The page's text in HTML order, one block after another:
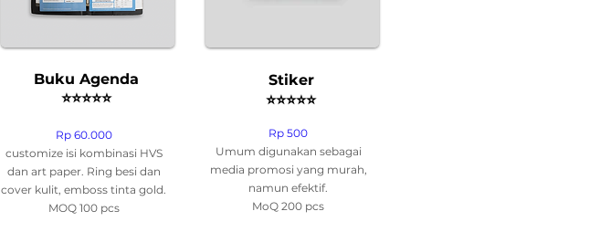
Buku Agenda
⭐⭐⭐⭐⭐
Rp 60.000
customize isi kombinasi HVS
dan art paper. Ring besi dan
cover kulit, emboss tinta gold.
MOQ 100 pcs
Stiker
⭐⭐⭐⭐⭐
Rp 500
Umum digunakan sebagai
media promosi yang murah,
namun efektif.
MoQ 200 pcs